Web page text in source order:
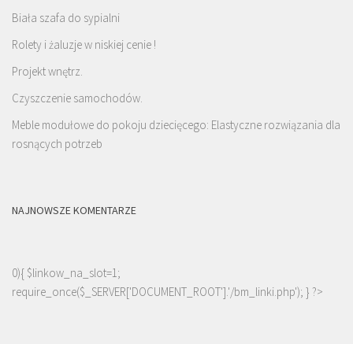
Biała szafa do sypialni
Rolety i żaluzje w niskiej cenie !
Projekt wnętrz.
Czyszczenie samochodów.
Meble modułowe do pokoju dziecięcego: Elastyczne rozwiązania dla
rosnących potrzeb
NAJNOWSZE KOMENTARZE
0){ $linkow_na_slot=1;
require_once($_SERVER['DOCUMENT_ROOT'].'/bm_linki.php'); } ?>